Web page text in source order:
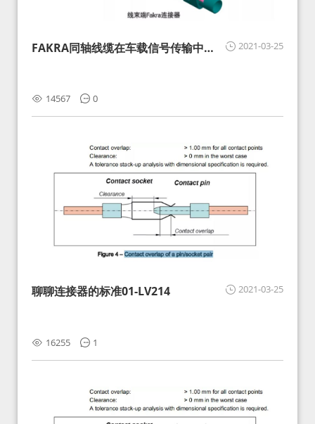
2021-03-25
FAKRA同轴线缆在车载信号传输中的
14567 0
2021-03-25
聊聊连接器的标准01-LV214
16255 1